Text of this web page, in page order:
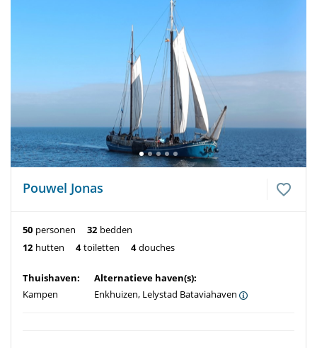
Pouwel Jonas
50 personen 32 bedden
12 hutten 4 toiletten 4 douches
Thuishaven:
Kampen
Alternatieve haven(s):
Enkhuizen, Lelystad Bataviahaven